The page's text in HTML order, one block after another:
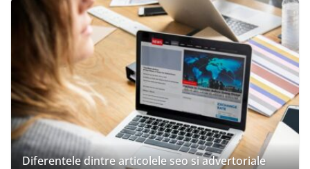
Diferentele dintre articolele seo si advertoriale